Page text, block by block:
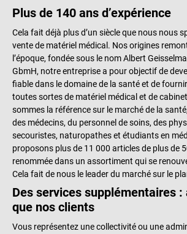
Plus de 140 ans d’expérience
Cela fait déjà plus d’un siècle que nous nous
vente de matériel médical. Nos origines
l’époque, fondée sous le nom Albert
GbmH, notre entreprise a pour objectif de
fiable dans le domaine de la santé et de
toutes sortes de matériel médical et de
sommes la référence sur le marché de la
des médecins, du personnel de soins, des
secouristes, naturopathes et étudiants en
proposons plus de 11 000 articles de plus de
renommée dans un assortiment qui se
Cela fait de nous le leader du marché sur le
Des services supplémentaires :
que nos clients
Vous représentez une collectivité ou une